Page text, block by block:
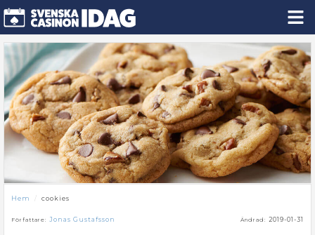
Hem cookies
Författare: Jonas Gustafsson Ändrad: 2019-01-31